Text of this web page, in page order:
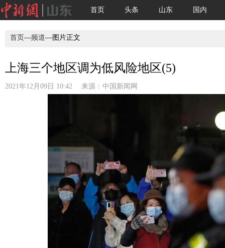
首页 头条 山东 国内
首页—频道—图片正文
上海三个地区调为低风险地区(5)
2021年12月09日 10:42 来源： 中国新闻网